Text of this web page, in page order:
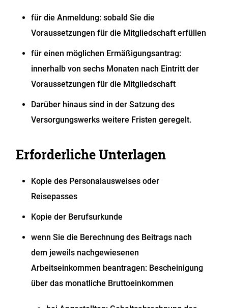
für die Anmeldung: sobald Sie die
Voraussetzungen für die Mitgliedschaft erfüllen
für einen möglichen Ermäßigungsantrag:
innerhalb von sechs Monaten nach Eintritt der
Voraussetzungen für die Mitgliedschaft
Darüber hinaus sind in der Satzung des
Versorgungswerks weitere Fristen geregelt.
Erforderliche Unterlagen
Kopie des Personalausweises oder
Reisepasses
Kopie der Berufsurkunde
wenn Sie die Berechnung des Beitrags nach
dem jeweils nachgewiesenen
Arbeitseinkommen beantragen: Bescheinigung
über das monatliche Bruttoeinkommen